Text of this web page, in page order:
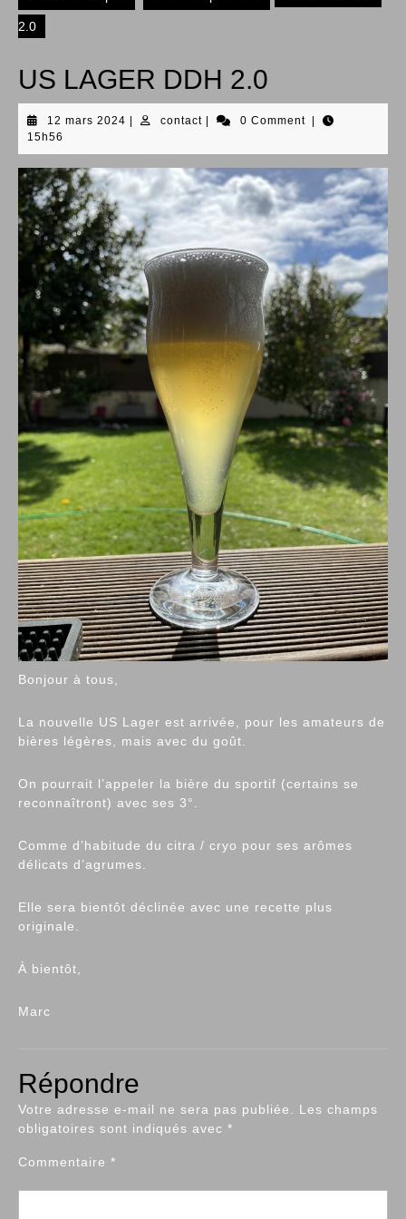
2.0
US LAGER DDH 2.0
12 mars 2024 12
2024
contactcontact0 Comment
15h56
Bonjour à tous,
La nouvelle US Lager est arrivée, pour les amateurs de
bières légères, mais avec du goût.
On pourrait l’appeler la bière du sportif (certains se
reconnaîtront) avec ses 3°.
Comme d’habitude du citra / cryo pour ses arômes
délicats d’agrumes.
Elle sera bientôt déclinée avec une recette plus
originale.
À bientôt,
Marc
Répondre
Votre adresse e-mail ne sera pas publiée.
Les champs
obligatoires sont indiqués avec *
Commentaire *